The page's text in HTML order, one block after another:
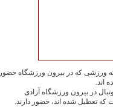
ورزشى که در بيرون ورزشگاه حضور
اند.
تعطيل شده اند، حضور دارند.